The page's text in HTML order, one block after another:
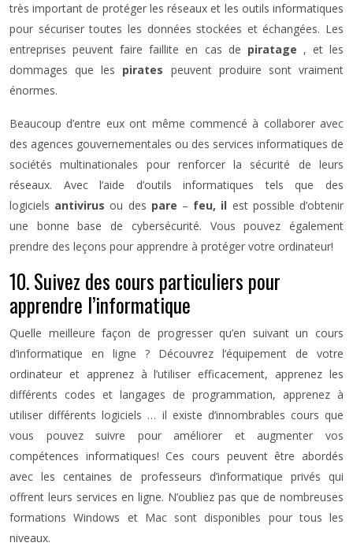
très important de protéger les réseaux et les outils informatiques
pour sécuriser toutes les données stockées et échangées. Les
entreprises peuvent faire faillite en cas de piratage , et les
dommages que les pirates peuvent produire sont vraiment
énormes.
Beaucoup d’entre eux ont même commencé à collaborer avec
des agences gouvernementales ou des services informatiques de
sociétés multinationales pour renforcer la sécurité de leurs
réseaux. Avec l’aide d’outils informatiques tels que des
logiciels antivirus ou des pare – feu, il est possible d’obtenir
une bonne base de cybersécurité. Vous pouvez également
prendre des leçons pour apprendre à protéger votre ordinateur!
10. Suivez des cours particuliers pour
apprendre l’informatique
Quelle meilleure façon de progresser qu’en suivant un cours
d’informatique en ligne ? Découvrez l’équipement de votre
ordinateur et apprenez à l’utiliser efficacement, apprenez les
différents codes et langages de programmation, apprenez à
utiliser différents logiciels … il existe d’innombrables cours que
vous pouvez suivre pour améliorer et augmenter vos
compétences informatiques! Ces cours peuvent être abordés
avec les centaines de professeurs d’informatique privés qui
offrent leurs services en ligne. N’oubliez pas que de nombreuses
formations Windows et Mac sont disponibles pour tous les
niveaux.